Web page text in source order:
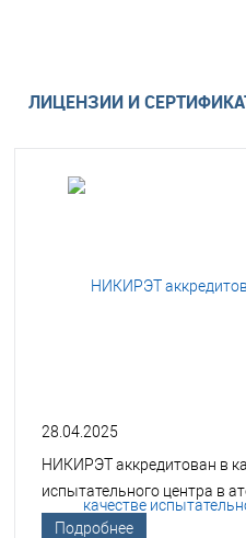
ЛИЦЕНЗИИ И
28.04.2025
НИКИРЭТ аккредитован в
испытательного центра в
отрасли
Подробнее